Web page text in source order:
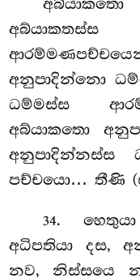
අබ්යාකතස්ස
අනුපාදින්නො
ධම්මස්ස
අබ්යාකතො
අනුපාදින්නස්ස
පච්චයො… තීණි
34.
අධිපතියා දස,
නව, නිස්සයෙ